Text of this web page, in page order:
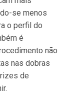
se menos
o perfil do
é
não
nas dobras
de